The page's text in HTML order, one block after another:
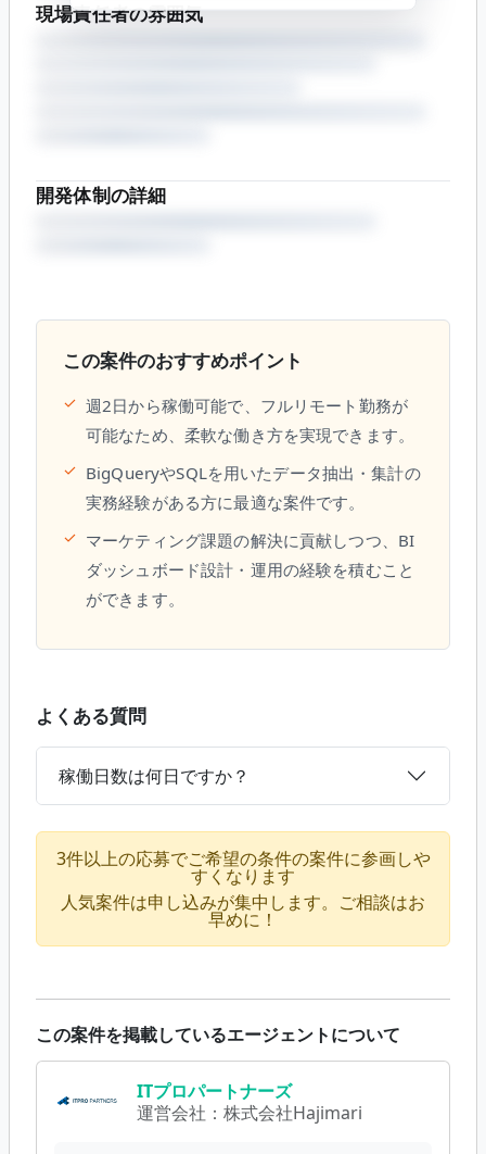
現場責任者の雰囲気
開発体制の詳細
この案件のおすすめポイント
✓ 週2日から稼働可能で、フルリモート勤務が
可能なため、柔軟な働き方を実現できます。
✓ BigQueryやSQLを用いたデータ抽出・集計の
実務経験がある方に最適な案件です。
✓ マーケティング課題の解決に貢献しつつ、BI
ダッシュボード設計・運用の経験を積むこと
ができます。
よくある質問
稼働日数は何日ですか？
3件以上の応募でご希望の条件の案件に参画しや
すくなります
人気案件は申し込みが集中します。ご相談はお
早めに！
この案件を掲載しているエージェントについて
ITプロパートナーズ
運営会社： 株式会社Hajimari